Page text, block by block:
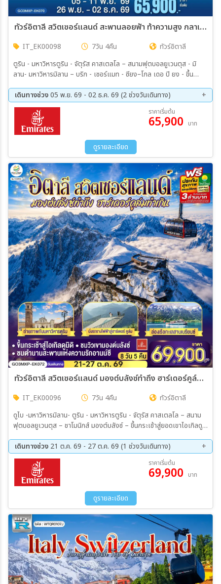
ทัวร์อิตาลี สวิตเซอร์แลนด์ สะพานลอยฟ้า ท้าความสูง กลาเซียร์ 3000 7วัน 4คืน(EK)
IT_EK00098 7วัน 4คืน
ทัวร์อิตาลี
ตูริน - มหาวิหารตูริน - จัตุรัส คาสเตลโล – สนามฟุตบอลยูเวนตุส - มิ
ลาน- มหาวิหารมิลาน – บริก - เซอร์แมท - ซียง–โกล เดอ ปิ ยง - ขึ้น
เจนิวา – น้ำพุเจทโด - โลซานน์ - ศาลาไทย - เบิร์น - บ่อหมี – นาฬิกา
ดาราศาสตร์ -อินเตอร์ลาเคน - ลูเซิร์น - สิงโตหินแกะสลัก - สะพานไม้ขา
เปล -ซูริค- โบสถ์ฟรอมุนสเตอร์–จัตุรัสปาราเดพลาทซ์–เมืองเก่าซูริค - ซุก
เดินทางช่วง05 พ.ย. 69 - 02 ธ.ค. 69 (2 ช่วงวันเดินทาง)
05 พ.ย. 69 - 11 พ.ย. 69 26 พ.ย. 69 - 02 ธ.ค. 69
ราคาเริ่มต้น
65,900 บาท
ดูรายละเอียด
ทัวร์อิตาลี สวิตเซอร์แลนด์ มองต์บลังซ์ทำถึง ฮาร์เดอร์คูล์มทำเกิน 7วัน 4คืน (EK)
IT_EK00096 7วัน 4คืน
ทัวร์อิตาลี
ดูไบ -มหาวิหารมิลาน- ตูริน - มหาวิหารตูริน - จัตุรัส คาสเตลโล – สนาม
ฟุตบอลยูเวนตุส – ชาโมนิกส์ มองต์บลังซ์ – ขึ้นกระเช้าสู่ยอดเขาไอเกิลดู
น้ำ - เจนีวา - น้ำพุเจทโด - นาฬิกาดอกไม้ - โลซานน์ – ศาลาไทย
เฉลิมพระเกียรติ - มองเทรอซ์ – ปราสาทชิลยอง – เบิร์น–อินเตอร์ลาเกน
- นั่งรถกระเช้าไฟฟ้าฮาร์เดอร์ คูล์ม - ล่องเรือทะเลสาบเบรียนซ์ - ซูริค- ซุก
- ร้านช่างทองโบราณ - ลูเซิร์น - สิงโตหินแกะสลัก - สะพานไม้ขาเปล -
ทะเลสาบโคโม
เดินทางช่วง 21 ต.ค. 69 - 27 ต.ค. 69 (1 ช่วงวันเดินทาง)
21 ต.ค. 69 - 27 ต.ค. 69 ราคาเริ่มต้น
69,900 บาท
ดูรายละเอียด